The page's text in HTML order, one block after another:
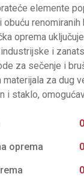
elemente
obuću
oprema
i
za sečenje i
za dug
i staklo,
oprema